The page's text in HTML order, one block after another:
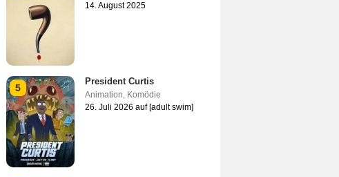
14. August 2025
5
President Curtis
Animation, Komödie
26. Juli 2026 auf [adult swim]